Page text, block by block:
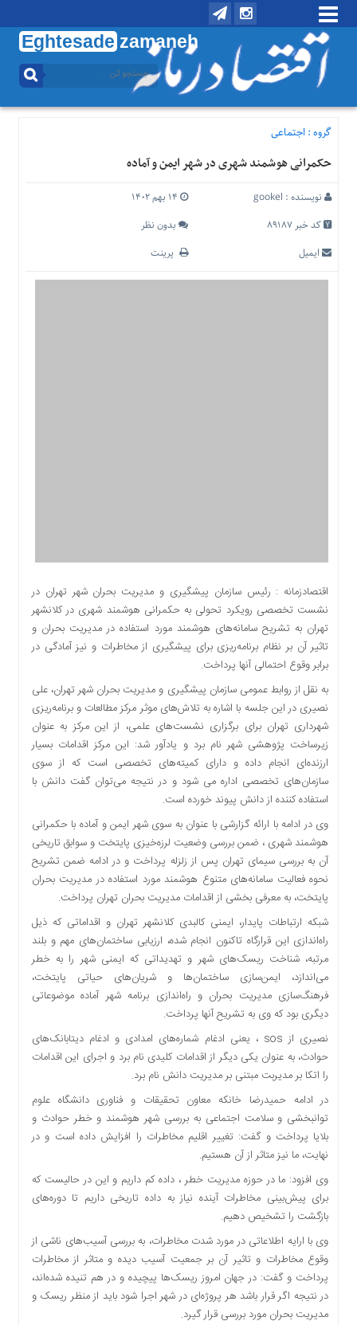
Eghtesade zamaneh
منوی
تماس
درباره
منوی
اصلی
خانه
نفت
فناوری
منظقه
دسترسی
سریع
تماس
درباره
کتاب
پلیس،امنیت
جامعه
اخبار
سایت
اجتماعی
اقتصادی
فرهنگ
بین
الملل
یادداشت
چند
رسانه
یادداشت
گروه :اجتماعی
حکمرانی هوشمند شهری در شهر ایمن و آماده
نویسنده : gookel
کد خبر 89187
بدون نظر
ایمیل
پرینت
اقتصادزمانه : رئیس سازمان پیشگیری و مدیریت بحران شهر تهران در
نشست تخصصی رویکرد تحولی به حکمرانی هوشمند شهری در کلانشهر
تهران به تشریح سامانه‌های هوشمند مورد استفاده در مدیریت بحران و
تاثیر آن بر نظام برنامه‌ریزی برای پیشگیری از مخاطرات و نیز آمادگی در
برابر وقوع احتمالی آنها پرداخت.
به نقل از روابط عمومی سازمان پیشگیری و مدیریت بحران شهر تهران، علی
نصیری در این جلسه با اشاره به تلاش‌های موثر مرکز مطالعات و برنامه‌ریزی
شهرداری تهران برای برگزاری نشست‌های علمی، از این مرکز به عنوان
زیرساخت پژوهشی شهر نام برد و یادآور شد: این مرکز اقدامات بسیار
ارزنده‌ای انجام داده و دارای کمیته‌های تخصصی است که از سوی
سازمان‌های تخصصی اداره می شود و در نتیجه می‌توان گفت دانش با
استفاده کننده از دانش پیوند خورده است‌.
وی در ادامه با ارائه گزارشی با عنوان به سوی شهر ایمن و آماده با حکمرانی
هوشمند شهری ، ضمن بررسی وضعیت لرزه‌خیزی پایتخت و سوابق تاریخی
آن به بررسی سیمای تهران پس از زلزله پرداخت و در ادامه ضمن تشریح
نحوه فعالیت سامانه‌های متنوع هوشمند مورد استفاده در مدیریت بحران
پایتخت، به معرفی بخشی از اقدامات مدیریت بحران تهران پرداخت.
شبکه ارتباطات پایدار، ایمنی کالبدی کلانشهر تهران و اقداماتی که ذیل
راه‌اندازی این قرارگاه تاکنون انجام شده، ارزیابی ساختمان‌های مهم و بلند
مرتبه، شناخت ریسک‌های شهر و تهدیداتی که ایمنی شهر را به خطر
می‌اندازد، ایمن‌سازی ساختمان‌ها و شریان‌های حیاتی پایتخت،
فرهنگ‌سازی مدیریت بحران و راه‌اندازی برنامه شهر آماده موضوعاتی
دیگری بود که وی به تشریح آنها پرداخت.
نصیری از sos ، یعنی ادغام شماره‌های امدادی و ادغام دیتابانک‌های
حوادث، به عنوان یکی دیگر از اقدامات کلیدی نام برد و اجرای این اقدامات
را اتکا بر مدیربت مبتنی بر مدیریت دانش نام برد.
در ادامه حمیدرضا خانکه معاون تحقیقات و فناوری دانشگاه علوم
توانبخشی و سلامت اجتماعی به بررسی شهر هوشمند و خطر حوادث و
بلایا پرداخت و گفت: تغییر اقلیم مخاطرات را افزایش داده است و در
نهایت، ما نیز متاثر از آن هستیم.
وی افزود: ما در حوزه مدیریت خطر ، داده کم داریم و این در حالیست که
برای پیش‌بینی مخاطرات آینده نیاز به داده تاریخی داریم تا دوره‌های
بازگشت را تشخیص دهیم.
وی با ارایه اطلاعاتی در مورد شدت مخاطرات، به بررسی آسیب‌های ناشی از
وقوع مخاطرات و تاثیر آن بر جمعیت آسیب دیده و متاثر از مخاطرات
پرداخت و گفت: در جهان امروز ریسک‌ها پیچیده و در هم تنیده شده‌اند،
در نتیجه اگر قرار باشد هر پروژه‌ای در شهر اجرا شود باید از منظر ریسک و
مدیریت بحران مورد بررسی قرار گیرد.